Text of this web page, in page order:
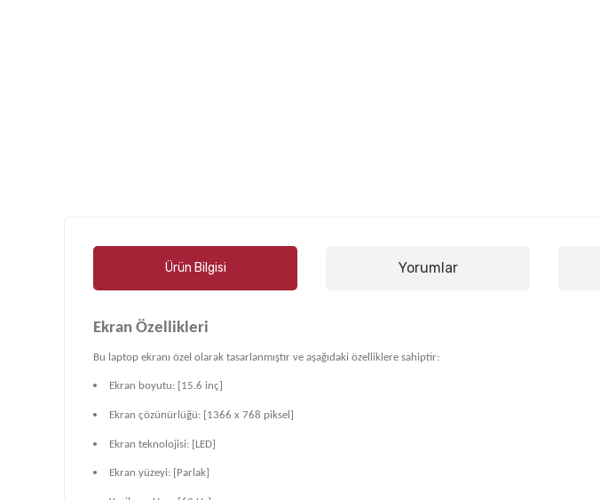
Ürün Bilgisi Yorumlar
Ekran Özellikleri
Bu laptop ekranı özel olarak tasarlanmıştır ve aşağıdaki özelliklere sahiptir:
Ekran boyutu: [15.6 inç]
Ekran çözünürlüğü: [1366 x 768 piksel]
Ekran teknolojisi: [LED]
Ekran yüzeyi: [Parlak]